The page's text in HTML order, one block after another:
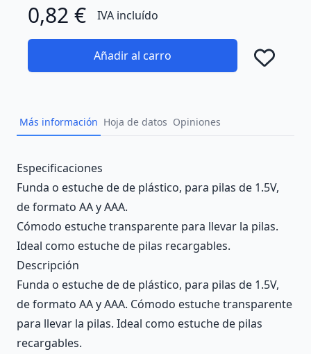
0,82 € IVA incluído
Añadir al carro
Más información Hoja de datos Opiniones
Description
Especificaciones
Funda o estuche de de plástico, para pilas de 1.5V,
de formato AA y AAA.
Cómodo estuche transparente para llevar la pilas.
Ideal como estuche de pilas recargables.
Descripción
Funda o estuche de de plástico, para pilas de 1.5V,
de formato AA y AAA. Cómodo estuche transparente
para llevar la pilas. Ideal como estuche de pilas
recargables.